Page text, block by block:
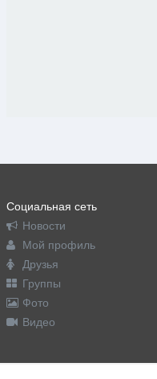
Социальная сеть
Новости
Мой профиль
Друзья
Группы
Фото
Видео